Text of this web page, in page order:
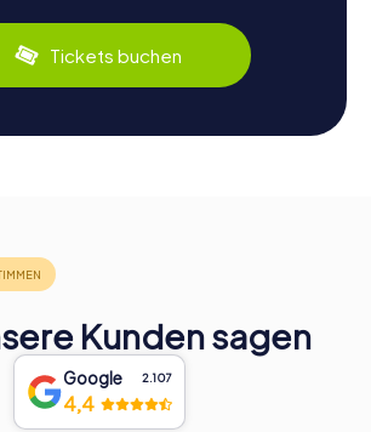
Tickets buchen
Kunden sagen
Google 2.107
4,4